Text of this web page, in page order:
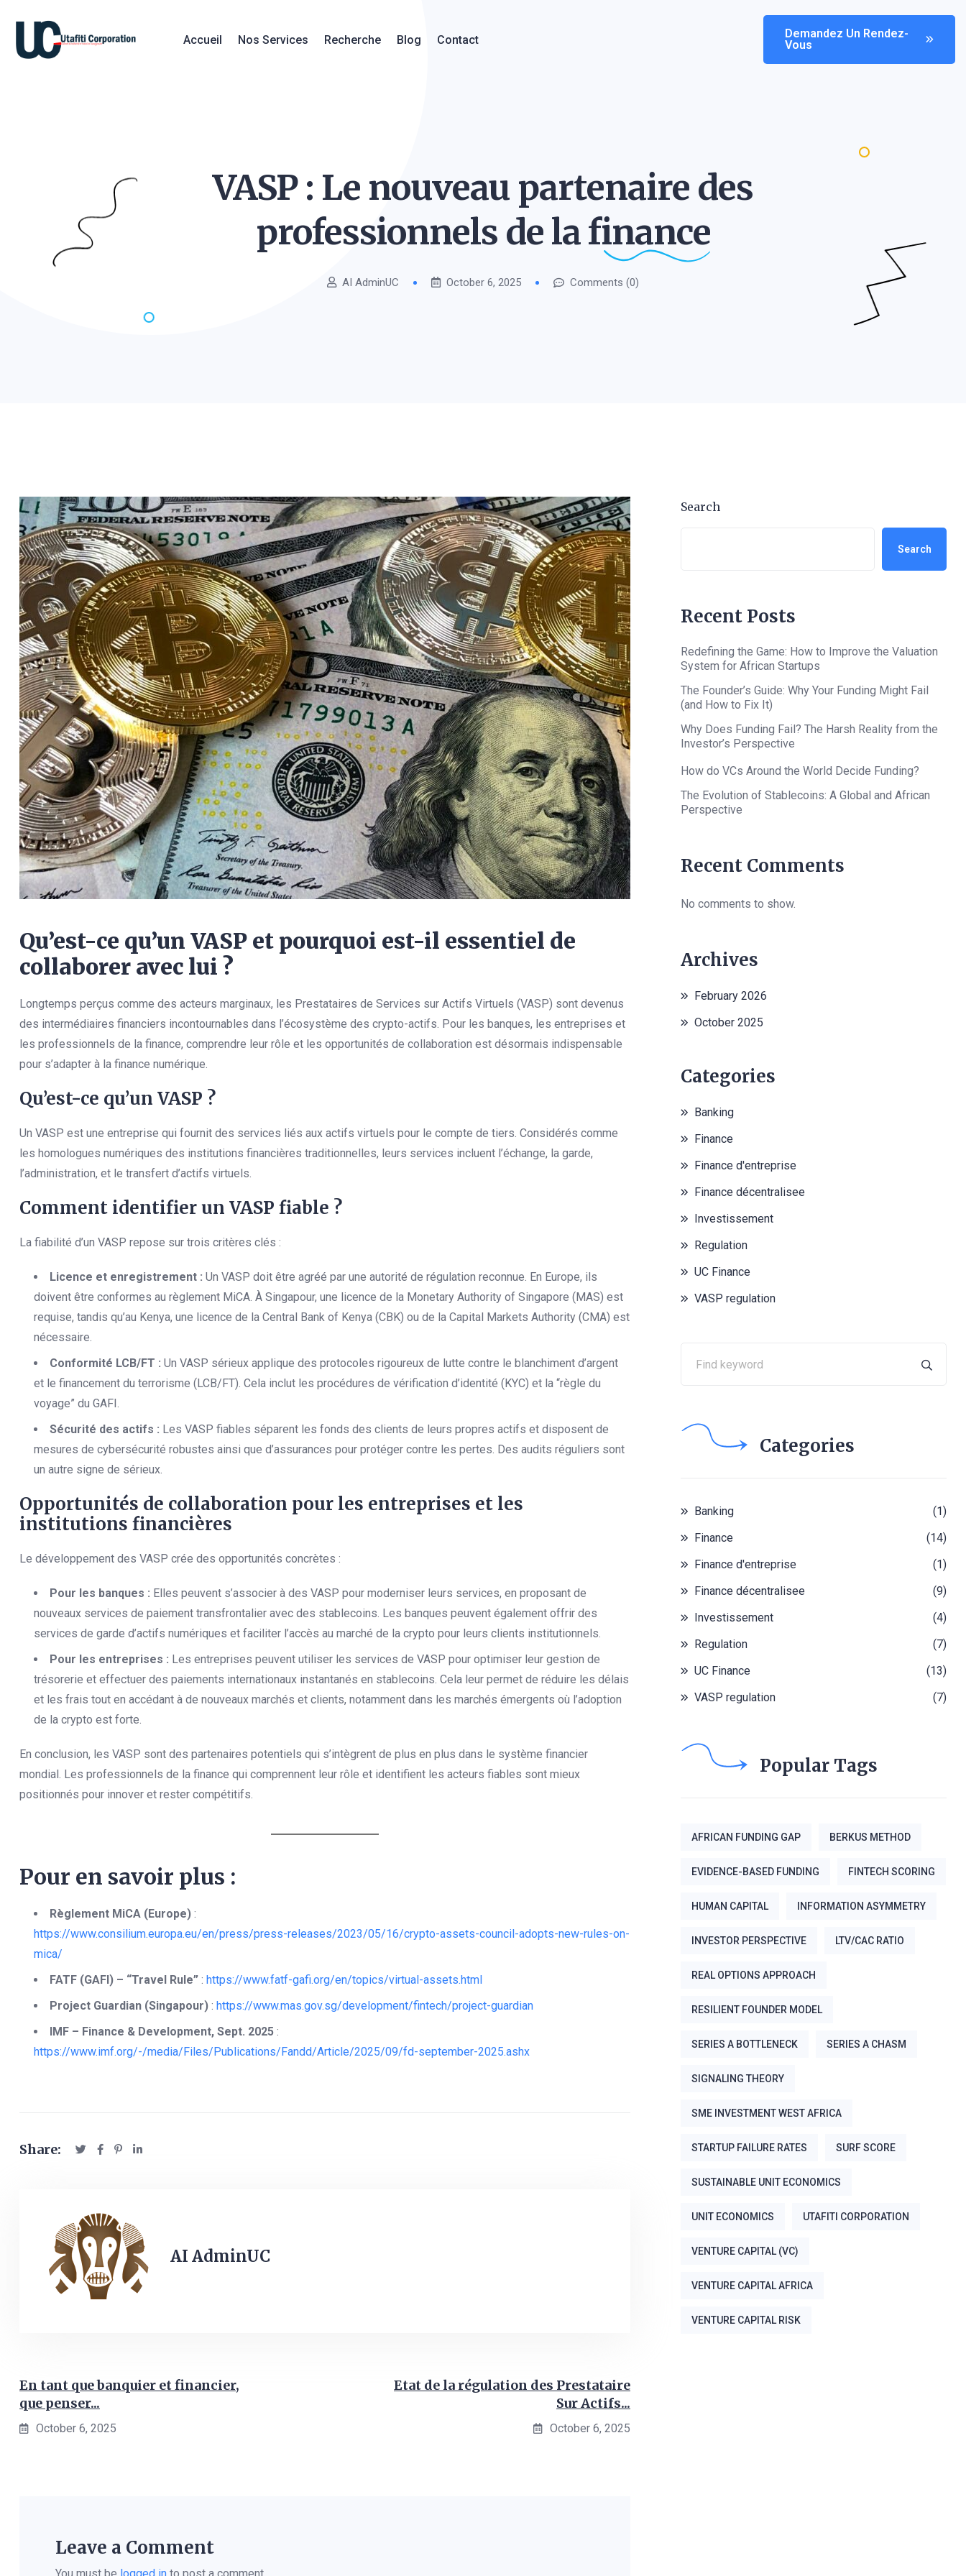
Accueil Nos Services Recherche Blog Contact
Demandez Un Rendez-
Vous
VASP : Le nouveau partenaire des
professionnels de lafinance
AI AdminUC October 6, 2025 Comments (0)
Qu’est-ce qu’un VASP et pourquoi est-il essentiel de
collaborer avec lui ?
Longtemps perçus comme des acteurs marginaux, les Prestataires de Services sur Actifs Virtuels (VASP) sont devenus
des intermédiaires financiers incontournables dans l’écosystème des crypto-actifs. Pour les banques, les entreprises et
les professionnels de la finance, comprendre leur rôle et les opportunités de collaboration est désormais indispensable
pour s’adapter à la finance numérique.
Qu’est-ce qu’un VASP ?
Un VASP est une entreprise qui fournit des services liés aux actifs virtuels pour le compte de tiers. Considérés comme
les homologues numériques des institutions financières traditionnelles, leurs services incluent l’échange, la garde,
l’administration, et le transfert d’actifs virtuels.
Comment identifier un VASP fiable ?
La fiabilité d’un VASP repose sur trois critères clés :
Licence et enregistrement : Un VASP doit être agréé par une autorité de régulation reconnue. En Europe, ils
doivent être conformes au règlement MiCA. À Singapour, une licence de la Monetary Authority of Singapore (MAS) est
requise, tandis qu’au Kenya, une licence de la Central Bank of Kenya (CBK) ou de la Capital Markets Authority (CMA) est
nécessaire.
Conformité LCB/FT : Un VASP sérieux applique des protocoles rigoureux de lutte contre le blanchiment d’argent
et le financement du terrorisme (LCB/FT). Cela inclut les procédures de vérification d’identité (KYC) et la “règle du
voyage” du GAFI.
Sécurité des actifs : Les VASP fiables séparent les fonds des clients de leurs propres actifs et disposent de
mesures de cybersécurité robustes ainsi que d’assurances pour protéger contre les pertes. Des audits réguliers sont
un autre signe de sérieux.
Opportunités de collaboration pour les entreprises et les
institutions financières
Le développement des VASP crée des opportunités concrètes :
Pour les banques : Elles peuvent s’associer à des VASP pour moderniser leurs services, en proposant de
nouveaux services de paiement transfrontalier avec des stablecoins. Les banques peuvent également offrir des
services de garde d’actifs numériques et faciliter l’accès au marché de la crypto pour leurs clients institutionnels.
Pour les entreprises : Les entreprises peuvent utiliser les services de VASP pour optimiser leur gestion de
trésorerie et effectuer des paiements internationaux instantanés en stablecoins. Cela leur permet de réduire les délais
et les frais tout en accédant à de nouveaux marchés et clients, notamment dans les marchés émergents où l’adoption
de la crypto est forte.
En conclusion, les VASP sont des partenaires potentiels qui s’intègrent de plus en plus dans le système financier
mondial. Les professionnels de la finance qui comprennent leur rôle et identifient les acteurs fiables sont mieux
positionnés pour innover et rester compétitifs.
Pour en savoir plus :
Règlement MiCA (Europe) :
https://www.consilium.europa.eu/en/press/press-releases/2023/05/16/crypto-assets-council-adopts-new-rules-on-
mica/
FATF (GAFI) – “Travel Rule” : https://www.fatf-gafi.org/en/topics/virtual-assets.html
Project Guardian (Singapour) : https://www.mas.gov.sg/development/fintech/project-guardian
IMF – Finance & Development, Sept. 2025 :
https://www.imf.org/-/media/Files/Publications/Fandd/Article/2025/09/fd-september-2025.ashx
Share:
AI AdminUC
En tant que banquier et financier,
que penser...
October 6, 2025
Etat de la régulation des Prestataire
Sur Actifs...
October 6, 2025
Leave a Comment
Search
Search
Recent Posts
Redefining the Game: How to Improve the Valuation
System for African Startups
The Founder’s Guide: Why Your Funding Might Fail
(and How to Fix It)
Why Does Funding Fail? The Harsh Reality from the
Investor’s Perspective
How do VCs Around the World Decide Funding?
The Evolution of Stablecoins: A Global and African
Perspective
Recent Comments
No comments to show.
Archives
February 2026
October 2025
Categories
Banking
Finance
Finance d'entreprise
Finance décentralisee
Investissement
Regulation
UC Finance
VASP regulation
Categories
Banking
(1)
Finance
(14)
Finance d'entreprise
(1)
Finance décentralisee
(9)
Investissement
(4)
Regulation
(7)
UC Finance
(13)
VASP regulation
(7)
Popular Tags
AFRICAN FUNDING GAP BERKUS METHOD
EVIDENCE-BASED FUNDING FINTECH SCORING
HUMAN CAPITAL INFORMATION ASYMMETRY
INVESTOR PERSPECTIVE LTV/CAC RATIO
REAL OPTIONS APPROACH
RESILIENT FOUNDER MODEL
SERIES A BOTTLENECK SERIES A CHASM
SIGNALING THEORY
SME INVESTMENT WEST AFRICA
STARTUP FAILURE RATES SURF SCORE
SUSTAINABLE UNIT ECONOMICS
UNIT ECONOMICS UTAFITI CORPORATION
VENTURE CAPITAL (VC)
VENTURE CAPITAL AFRICA
VENTURE CAPITAL RISK